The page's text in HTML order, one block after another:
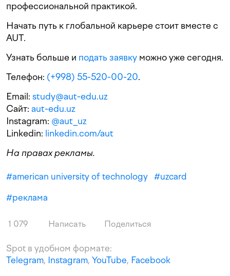
профессиональной практикой.
Начать путь к глобальной карьере стоит вместе с
AUT.
Узнать больше и подать заявку можно уже сегодня.
Телефон: (+998) 55-520-00-20.
Email: study@aut-edu.uz
Сайт: aut-edu.uz
Instagram: @aut_uz
Linkedin: linkedin.com/aut
На правах рекламы.
#american university of technology #uzcard
#реклама
1 079 Написать Поделиться
Spot в удобном формате:
Telegram, Instagram, YouTube, Facebook